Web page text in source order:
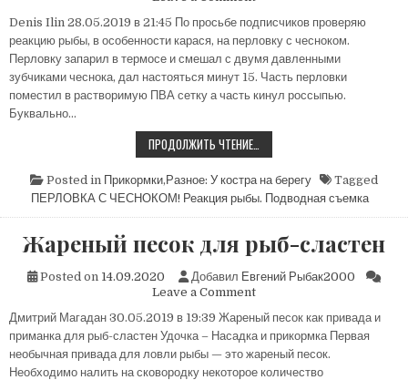
С
ЧЕСНОКОМ!
Реакция
рыбы.
Подводная
съемка
Denis Ilin 28.05.2019 в 21:45 По просьбе подписчиков проверяю
реакцию рыбы, в особенности карася, на перловку с чесноком.
Перловку запарил в термосе и смешал с двумя давленными
зубчиками чеснока, дал настояться минут 15. Часть перловки
поместил в растворимую ПВА сетку а часть кинул россыпью.
Буквально…
ПРОДОЛЖИТЬ ЧТЕНИЕ…
С
РЕАКЦИЯ
РЫБЫ.
ПОДВОДНАЯ
СЪЕМКА
Posted in Прикормки,Разное: У костра на берегу
Tagged
ПЕРЛОВКА С ЧЕСНОКОМ! Реакция рыбы. Подводная съемка
Жареный песок для рыб-сластен
Posted on 14.09.2020 Добавил Евгений Рыбак2000
Leave a Commenton
песок
для
рыб-
сластен
Дмитрий Магадан 30.05.2019 в 19:39 Жареный песок как привада и
приманка для рыб-сластен Удочка – Насадка и прикормка Первая
необычная привада для ловли рыбы — это жареный песок.
Необходимо налить на сковородку некоторое количество